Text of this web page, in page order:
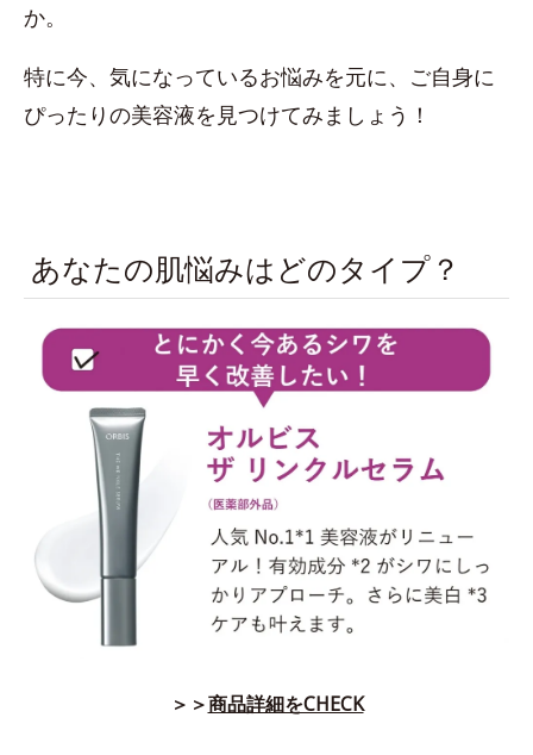
か。
特に今、気になっているお悩みを元に、ご自身に
ぴったりの美容液を見つけてみましょう！
あなたの肌悩みはどのタイプ？
＞＞商品詳細をCHECK